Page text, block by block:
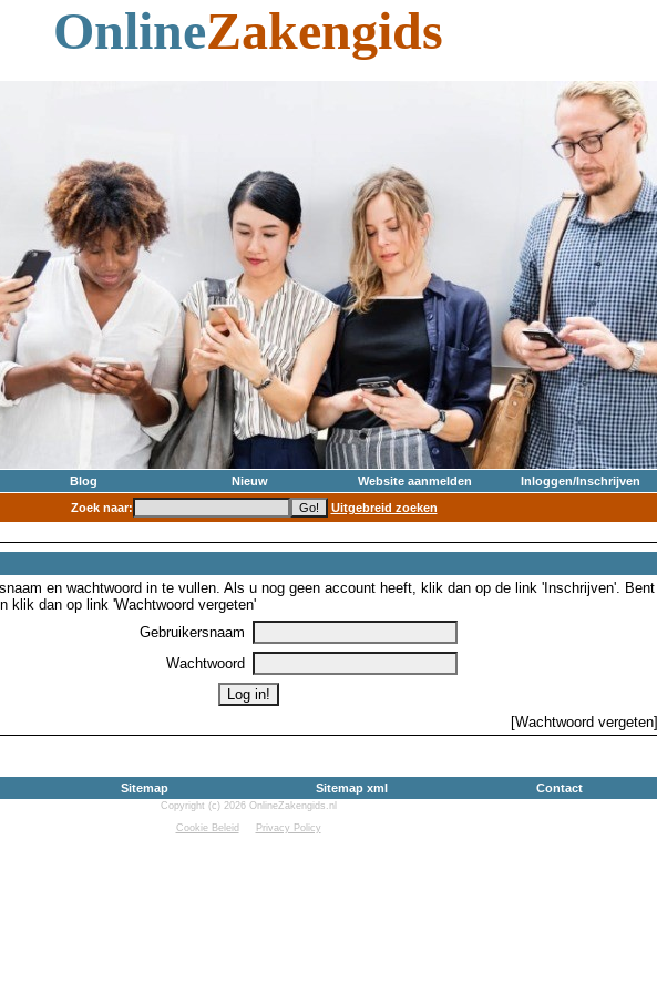
OnlineZakengids
Blog Nieuw Website aanmelden
Inloggen/Inschrijven
Zoek naar:
Uitgebreid zoeken
en wachtwoord in te vullen. Als u nog geen account heeft, klik dan op de link 'Inschrijven'. Bent
klik dan op link 'Wachtwoord vergeten'
Gebruikersnaam
Wachtwoord
[Wachtwoord vergeten]
Sitemap Sitemap xml Contact
Copyright (c) 2026 OnlineZakengids.nl
Cookie Beleid
Privacy Policy